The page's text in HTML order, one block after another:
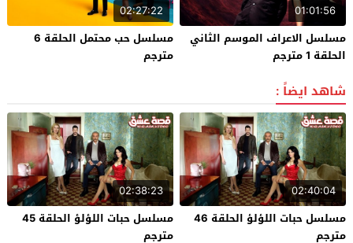
01:01:56
مسلسل الاعراف الموسم الثاني
الحلقة 1 مترجم
02:27:22
مسلسل حب محتمل الحلقة 6
مترجم
شاهد ايضاً :
02:40:04
مسلسل حبات اللؤلؤ الحلقة 46
مترجم
02:38:23
مسلسل حبات اللؤلؤ الحلقة 45
مترجم